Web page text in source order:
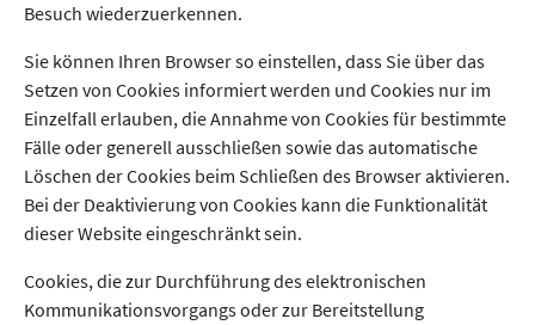
Besuch wiederzuerkennen.
Sie können Ihren Browser so einstellen, dass Sie über das
Setzen von Cookies informiert werden und Cookies nur im
Einzelfall erlauben, die Annahme von Cookies für bestimmte
Fälle oder generell ausschließen sowie das automatische
Löschen der Cookies beim Schließen des Browser aktivieren.
Bei der Deaktivierung von Cookies kann die Funktionalität
dieser Website eingeschränkt sein.
Cookies, die zur Durchführung des elektronischen
Kommunikationsvorgangs oder zur Bereitstellung